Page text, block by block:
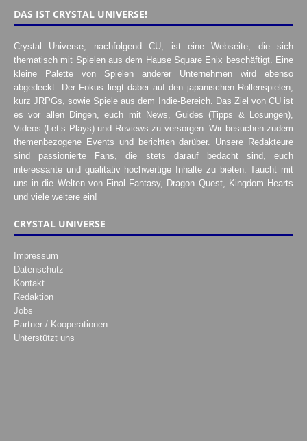
DAS IST CRYSTAL UNIVERSE!
Crystal Universe, nachfolgend CU, ist eine Webseite, die sich
thematisch mit Spielen aus dem Hause Square Enix beschäftigt. Eine
kleine Palette von Spielen anderer Unternehmen wird ebenso
abgedeckt. Der Fokus liegt dabei auf den japanischen Rollenspielen,
kurz JRPGs, sowie Spiele aus dem Indie-Bereich. Das Ziel von CU ist
es vor allen Dingen, euch mit News, Guides (Tipps & Lösungen),
Videos (Let’s Plays) und Reviews zu versorgen. Wir besuchen zudem
themenbezogene Events und berichten darüber. Unsere Redakteure
sind passionierte Fans, die stets darauf bedacht sind, euch
interessante und qualitativ hochwertige Inhalte zu bieten. Taucht mit
uns in die Welten von Final Fantasy, Dragon Quest, Kingdom Hearts
und viele weitere ein!
CRYSTAL UNIVERSE
Impressum
Datenschutz
Kontakt
Redaktion
Jobs
Partner / Kooperationen
Unterstützt uns